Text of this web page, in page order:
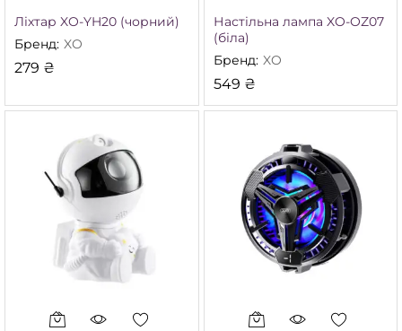
Ліхтар XO-YH20 (чорний)
Бренд: XO
279 ₴
Настільна лампа XO-OZ07
(біла)
Бренд: XO
549 ₴